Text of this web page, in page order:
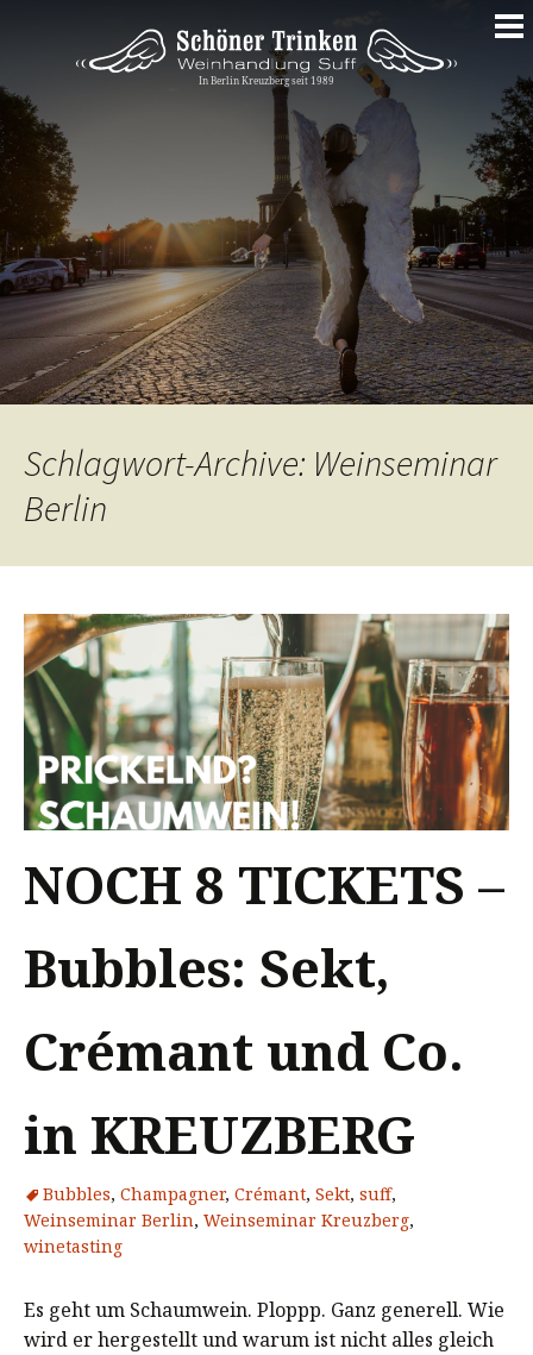
zum
Inhalt
Schlagwort-Archive: Weinseminar
Berlin
NOCH 8 TICKETS –
Bubbles: Sekt,
Crémant und Co.
in KREUZBERG
Bubbles, Champagner, Crémant, Sekt, suff,
Weinseminar Berlin, Weinseminar Kreuzberg,
winetasting
Es geht um Schaumwein. Ploppp. Ganz generell. Wie
wird er hergestellt und warum ist nicht alles gleich